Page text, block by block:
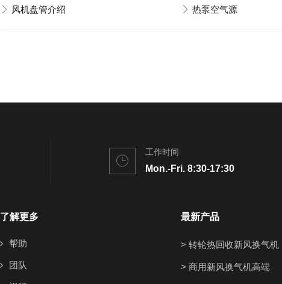
风机盘管介绍
热泵空气源
工作时间
Mon.-Fri. 8:30-17:30
了解更多
帮助
团队
最新产品
> 转轮热回收新风换气机
> 商用新风换气机高端